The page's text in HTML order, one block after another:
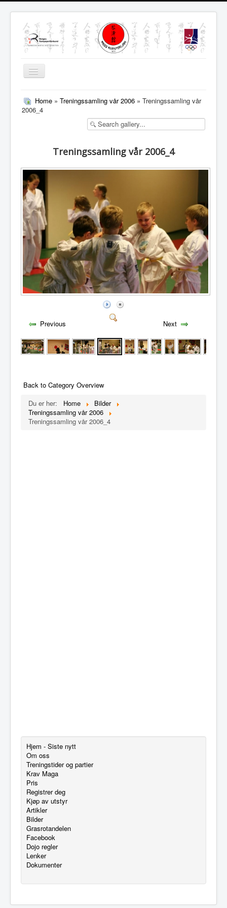
Skjul/Vis
navigasjon
Home » Treningssamling vår 2006 » Treningssamling vår
2006_4
Treningssamling vår 2006_4
Previous Next
Back to Category Overview
Du er her:
Home
Bilder
Treningssamling vår 2006
Treningssamling vår 2006_4
Hjem - Siste nytt
Om oss
Treningstider og partier
Krav Maga
Pris
Registrer deg
Kjøp av utstyr
Artikler
Bilder
Grasrotandelen
Facebook
Dojo regler
Lenker
Dokumenter